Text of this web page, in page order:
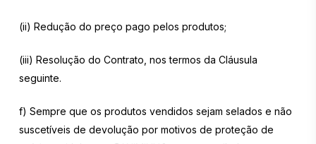
(ii) Redução do preço pago pelos produtos;
(iii) Resolução do Contrato, nos termos da Cláusula
seguinte.
f) Sempre que os produtos vendidos sejam selados e não
suscetíveis de devolução por motivos de proteção de